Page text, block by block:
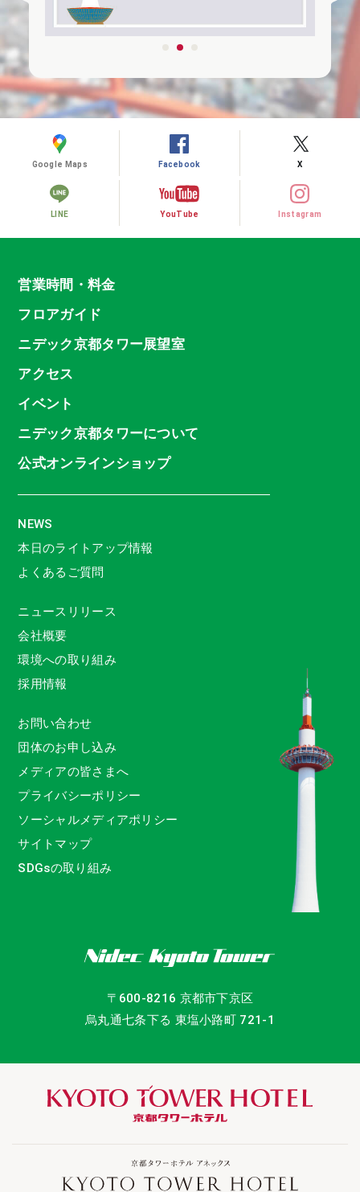
Google Maps Facebook X
LINE YouTube Instagram
営業時間・料金
フロアガイド
ニデック京都タワー展望室
アクセス
イベント
ニデック京都タワーについて
公式オンラインショップ
NEWS
本日のライトアップ情報
よくあるご質問
ニュースリリース
会社概要
環境への取り組み
採用情報
お問い合わせ
団体のお申し込み
メディアの皆さまへ
プライバシーポリシー
ソーシャルメディアポリシー
サイトマップ
SDGsの取り組み
〒600-8216 京都市下京区
烏丸通七条下る 東塩小路町 721-1